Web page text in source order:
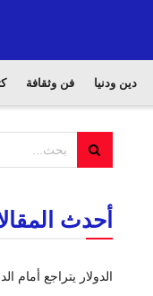
دين ودنيا فن وثقافة
أحدث
الدولار يتراجع أمام الدرهم بنسبة